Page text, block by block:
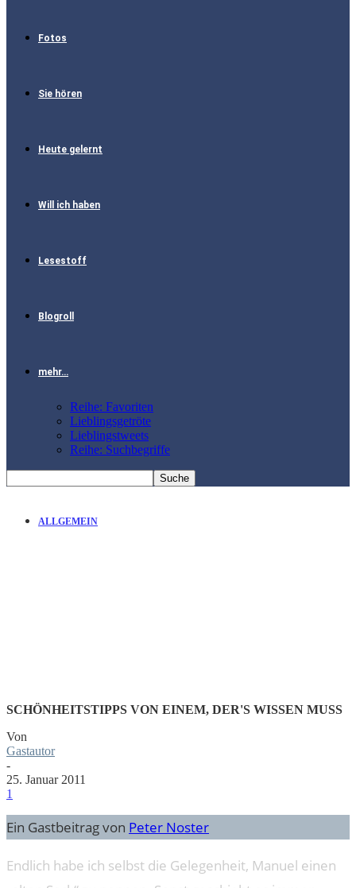
Fotos
Sie hören
Heute gelernt
Will ich haben
Lesestoff
Blogroll
mehr…
Reihe: Favoriten
Lieblingsgetröte
Lieblingstweets
Reihe: Suchbegriffe
ALLGEMEIN
SCHÖNHEITSTIPPS VON EINEM, DER'S WISSEN MUSS
Von
Gastautor
-
25. Januar 2011
1
Ein Gastbeitrag von Peter Noster
Endlich habe ich selbst die Gelegenheit, Manuel einen